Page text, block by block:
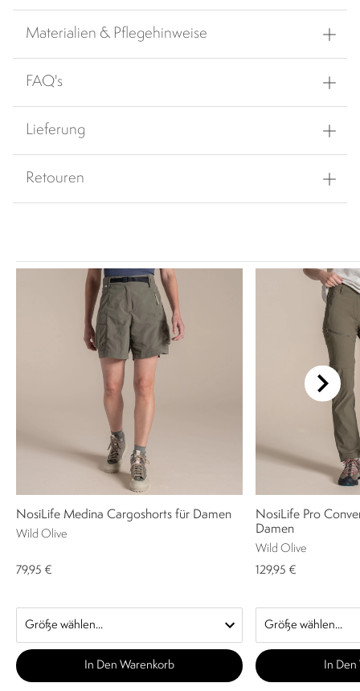
Materialien & Pflegehinweise
FAQ's
Lieferung
Retouren
NosiLife Medina Cargoshorts für Damen
Wild Olive
79,95 €
In Den Warenkorb
NosiLife Pro
Damen
Wild Olive
129,95 €
In Den